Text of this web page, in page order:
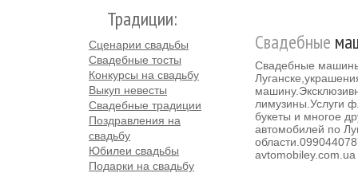
Традиции:
Сценарии свадьбы
Свадебные тосты
Конкурсы на свадьбу
Выкуп невесты
Свадебные традиции
Поздравления на
свадьбу
Юбилеи свадьбы
Подарки на свадьбу
Свадебные
Свадебные
лимузины.Услуги
букеты и многое
автомобилей по
avtomobiley.com.ua